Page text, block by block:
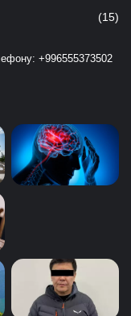
(15)
+996555373502